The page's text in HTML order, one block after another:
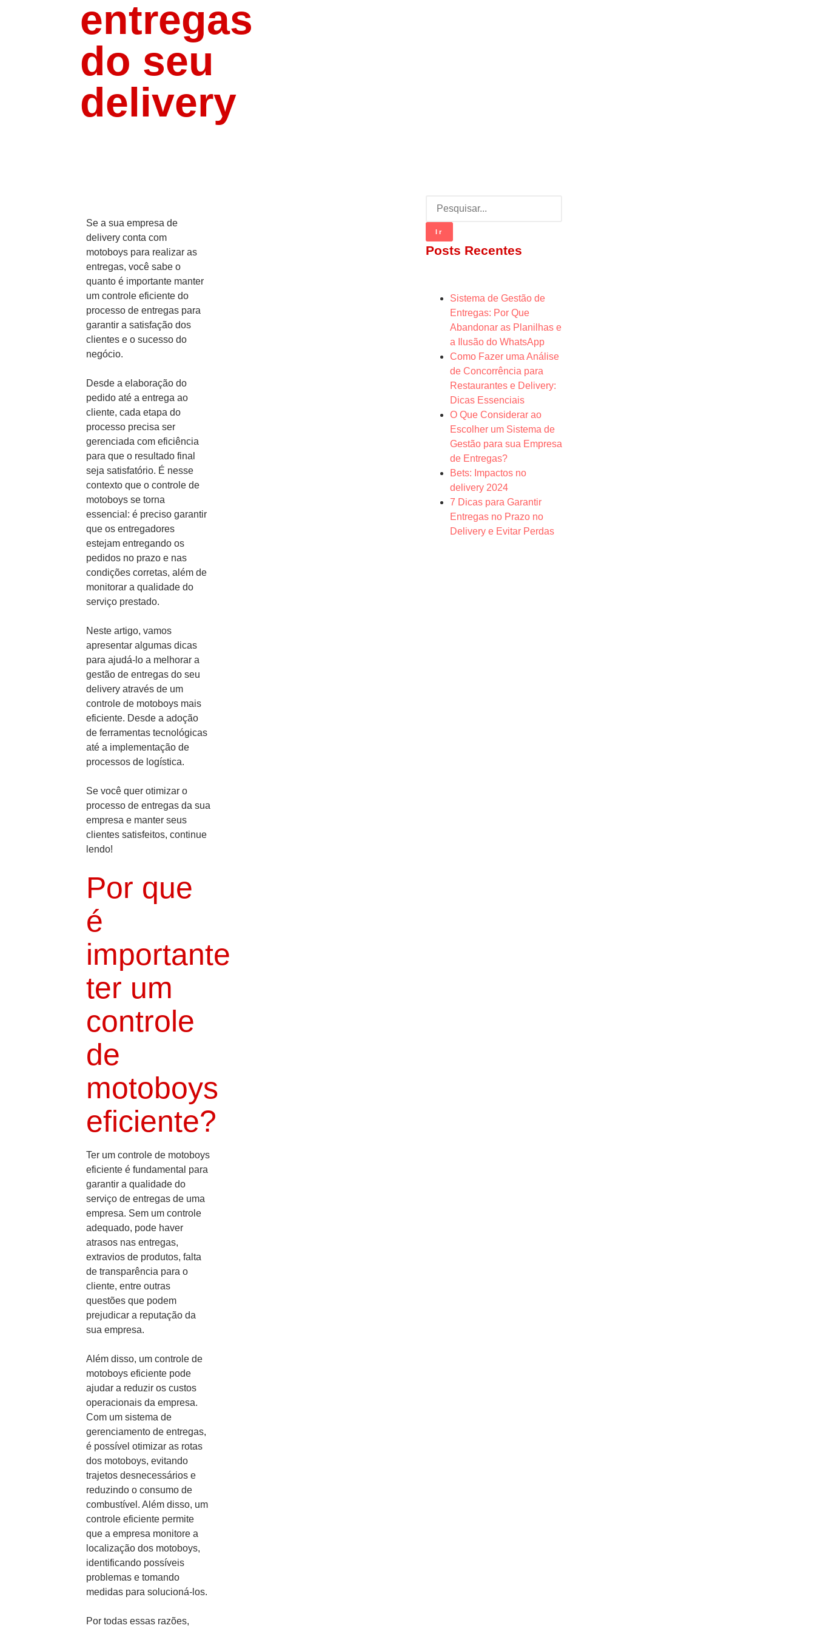
entregas
do seu
delivery
Se a sua empresa de
delivery conta com
motoboys para realizar as
entregas, você sabe o
quanto é importante manter
um controle eficiente do
processo de entregas para
garantir a satisfação dos
clientes e o sucesso do
negócio.
Desde a elaboração do
pedido até a entrega ao
cliente, cada etapa do
processo precisa ser
gerenciada com eficiência
para que o resultado final
seja satisfatório. É nesse
contexto que o controle de
motoboys se torna
essencial: é preciso garantir
que os entregadores
estejam entregando os
pedidos no prazo e nas
condições corretas, além de
monitorar a qualidade do
serviço prestado.
Neste artigo, vamos
apresentar algumas dicas
para ajudá-lo a melhorar a
gestão de entregas do seu
delivery através de um
controle de motoboys mais
eficiente. Desde a adoção
de ferramentas tecnológicas
até a implementação de
processos de logística.
Se você quer otimizar o
processo de entregas da sua
empresa e manter seus
clientes satisfeitos, continue
lendo!
Por que
é
importante
ter um
controle
de
motoboys
eficiente?
Ter um controle de motoboys
eficiente é fundamental para
garantir a qualidade do
serviço de entregas de uma
empresa. Sem um controle
adequado, pode haver
atrasos nas entregas,
extravios de produtos, falta
de transparência para o
cliente, entre outras
questões que podem
prejudicar a reputação da
sua empresa.
Além disso, um controle de
motoboys eficiente pode
ajudar a reduzir os custos
operacionais da empresa.
Com um sistema de
gerenciamento de entregas,
é possível otimizar as rotas
dos motoboys, evitando
trajetos desnecessários e
reduzindo o consumo de
combustível. Além disso, um
controle eficiente permite
que a empresa monitore a
localização dos motoboys,
identificando possíveis
problemas e tomando
medidas para solucioná-los.
Por todas essas razões,
Ir
Posts Recentes
Sistema de Gestão de
Entregas: Por Que
Abandonar as Planilhas e
a Ilusão do WhatsApp
Como Fazer uma Análise
de Concorrência para
Restaurantes e Delivery:
Dicas Essenciais
O Que Considerar ao
Escolher um Sistema de
Gestão para sua Empresa
de Entregas?
Bets: Impactos no
delivery 2024
7 Dicas para Garantir
Entregas no Prazo no
Delivery e Evitar Perdas